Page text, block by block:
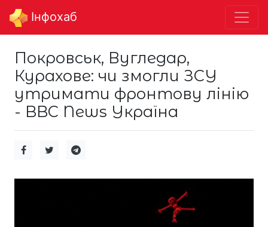
Інфохаб
Покровськ, Вугледар,
Курахове: чи змогли ЗСУ
утримати фронтову лінію
- BBC News Україна